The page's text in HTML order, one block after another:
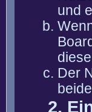
und
Der
2.